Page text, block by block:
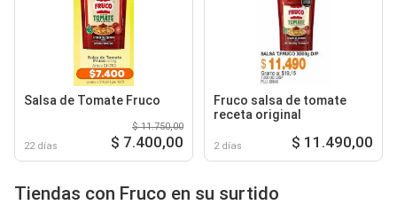
Salsa de Tomate Fruco
22 días
$ 11.750,00
$ 7.400,00
Fruco salsa de tomate
receta original
2 días $ 11.490,00
Tiendas con Fruco en su surtido